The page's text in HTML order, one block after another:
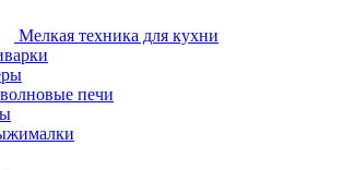
Мелкая техника для кухни
печи